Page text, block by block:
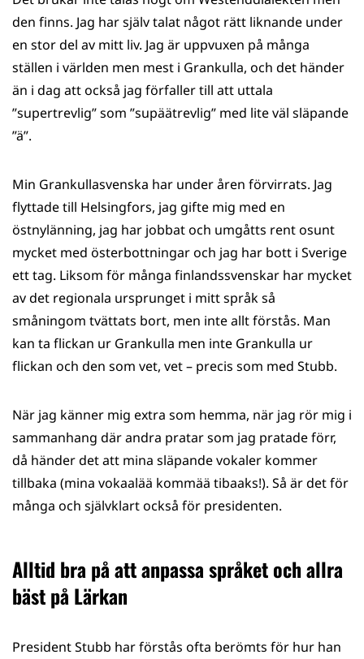
den finns. Jag har själv talat något rätt liknande under
en stor del av mitt liv. Jag är uppvuxen på många
ställen i världen men mest i Grankulla, och det händer
än i dag att också jag förfaller till att uttala
”supertrevlig” som ”supäätrevlig” med lite väl släpande
”ä”.
Min Grankullasvenska har under åren förvirrats. Jag
flyttade till Helsingfors, jag gifte mig med en
östnylänning, jag har jobbat och umgåtts rent osunt
mycket med österbottningar och jag har bott i Sverige
ett tag. Liksom för många finlandssvenskar har mycket
av det regionala ursprunget i mitt språk så
småningom tvättats bort, men inte allt förstås. Man
kan ta flickan ur Grankulla men inte Grankulla ur
flickan och den som vet, vet – precis som med Stubb.
När jag känner mig extra som hemma, när jag rör mig i
sammanhang där andra pratar som jag pratade förr,
då händer det att mina släpande vokaler kommer
tillbaka (mina vokaalää kommää tibaaks!). Så är det för
många och självklart också för presidenten.
Alltid bra på att anpassa språket och allra
bäst på Lärkan
President Stubb har förstås ofta berömts för hur han